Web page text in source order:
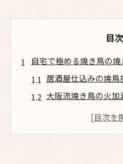
目次
自宅で極める焼き鳥の
居酒屋仕込みの焼
大阪流焼き鳥の火